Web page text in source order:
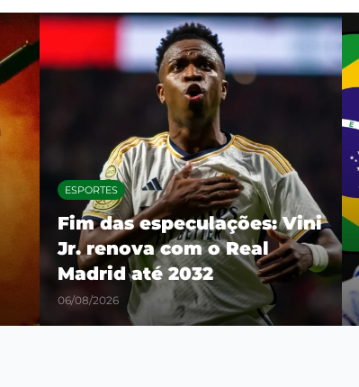
ESPORTES
Fim das especulações: Vini
Jr. renova com o Real
Madrid até 2032
06/08/2026